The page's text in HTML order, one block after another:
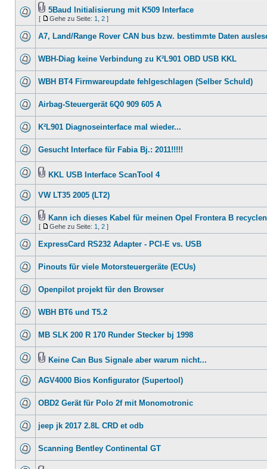
5Baud Initialisierung mit K509 Interface
[ Gehe zu Seite: 1 2 ]
A7, Land/Range Rover CAN bus bzw. bestimmte Daten
WBH-Diag keine Verbindung zu K²L901 OBD USB KKL
WBH BT4 Firmwareupdate fehlgeschlagen (Selber Schuld)
Airbag-Steuergerät 6Q0 909 605 A
K²L901 Diagnoseinterface mal wieder...
Gesucht Interface für Fabia Bj.: 2011!!!!!
KKL USB Interface ScanTool 4
VW LT35 2005 (LT2)
Kann ich dieses Kabel für meinen Opel Frontera B
[ Gehe zu Seite: 1 2 ]
ExpressCard RS232 Adapter - PCI-E vs. USB
Pinouts für viele Motorsteuergeräte (ECUs)
Openpilot projekt für den Browser
WBH BT6 und T5.2
MB SLK 200 R 170 Runder Stecker bj 1998
Keine Can Bus Signale aber warum nicht...
AGV4000 Bios Konfigurator (Supertool)
OBD2 Gerät für Polo 2f mit Monomotronic
jeep jk 2017 2.8L CRD et odb
Scanning Bentley Continental GT